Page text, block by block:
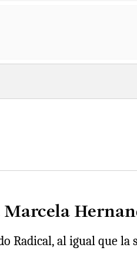
Radical, al igual que la